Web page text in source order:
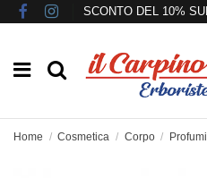
SCONTO DEL 10%
Home Cosmetica Corpo Profumi